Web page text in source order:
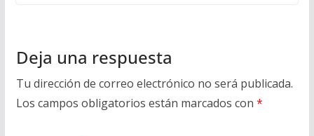
Deja una respuesta
Tu dirección de correo electrónico no será publicada.
Los campos obligatorios están marcados con *